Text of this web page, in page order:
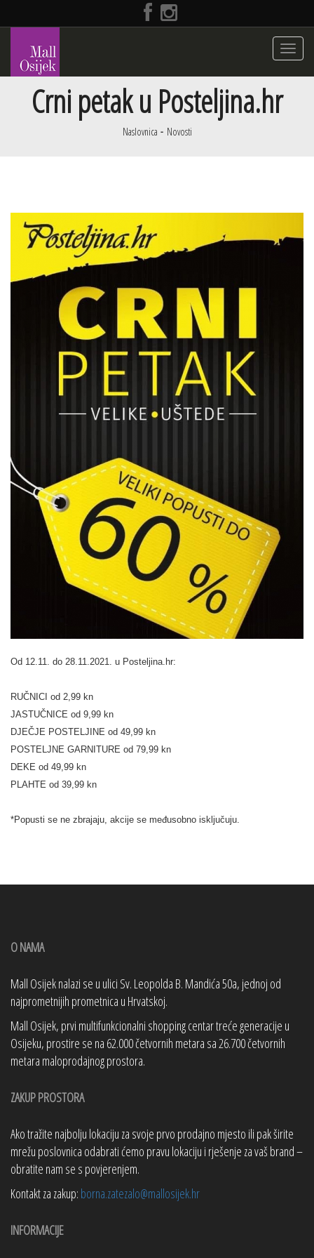
Toggle
Crni petak u Posteljina.hr
Naslovnica Novosti
Od 12.11. do 28.11.2021. u Posteljina.hr:
RUČNICI od 2,99 kn
JASTUČNICE od 9,99 kn
DJEČJE POSTELJINE od 49,99 kn
POSTELJNE GARNITURE od 79,99 kn
DEKE od 49,99 kn
PLAHTE od 39,99 kn
*Popusti se ne zbrajaju, akcije se međusobno isključuju.
O NAMA
Mall Osijek nalazi se u ulici Sv. Leopolda B. Mandića 50a, jednoj od
najprometnijih prometnica u Hrvatskoj.
Mall Osijek, prvi multifunkcionalni shopping centar treće generacije u
Osijeku, prostire se na 62.000 četvornih metara sa 26.700 četvornih
metara maloprodajnog prostora.
ZAKUP PROSTORA
Ako tražite najbolju lokaciju za svoje prvo prodajno mjesto ili pak širite
mrežu poslovnica odabrati ćemo pravu lokaciju i rješenje za vaš brand –
obratite nam se s povjerenjem.
Kontakt za zakup: borna.zatezalo@mallosijek.hr
INFORMACIJE